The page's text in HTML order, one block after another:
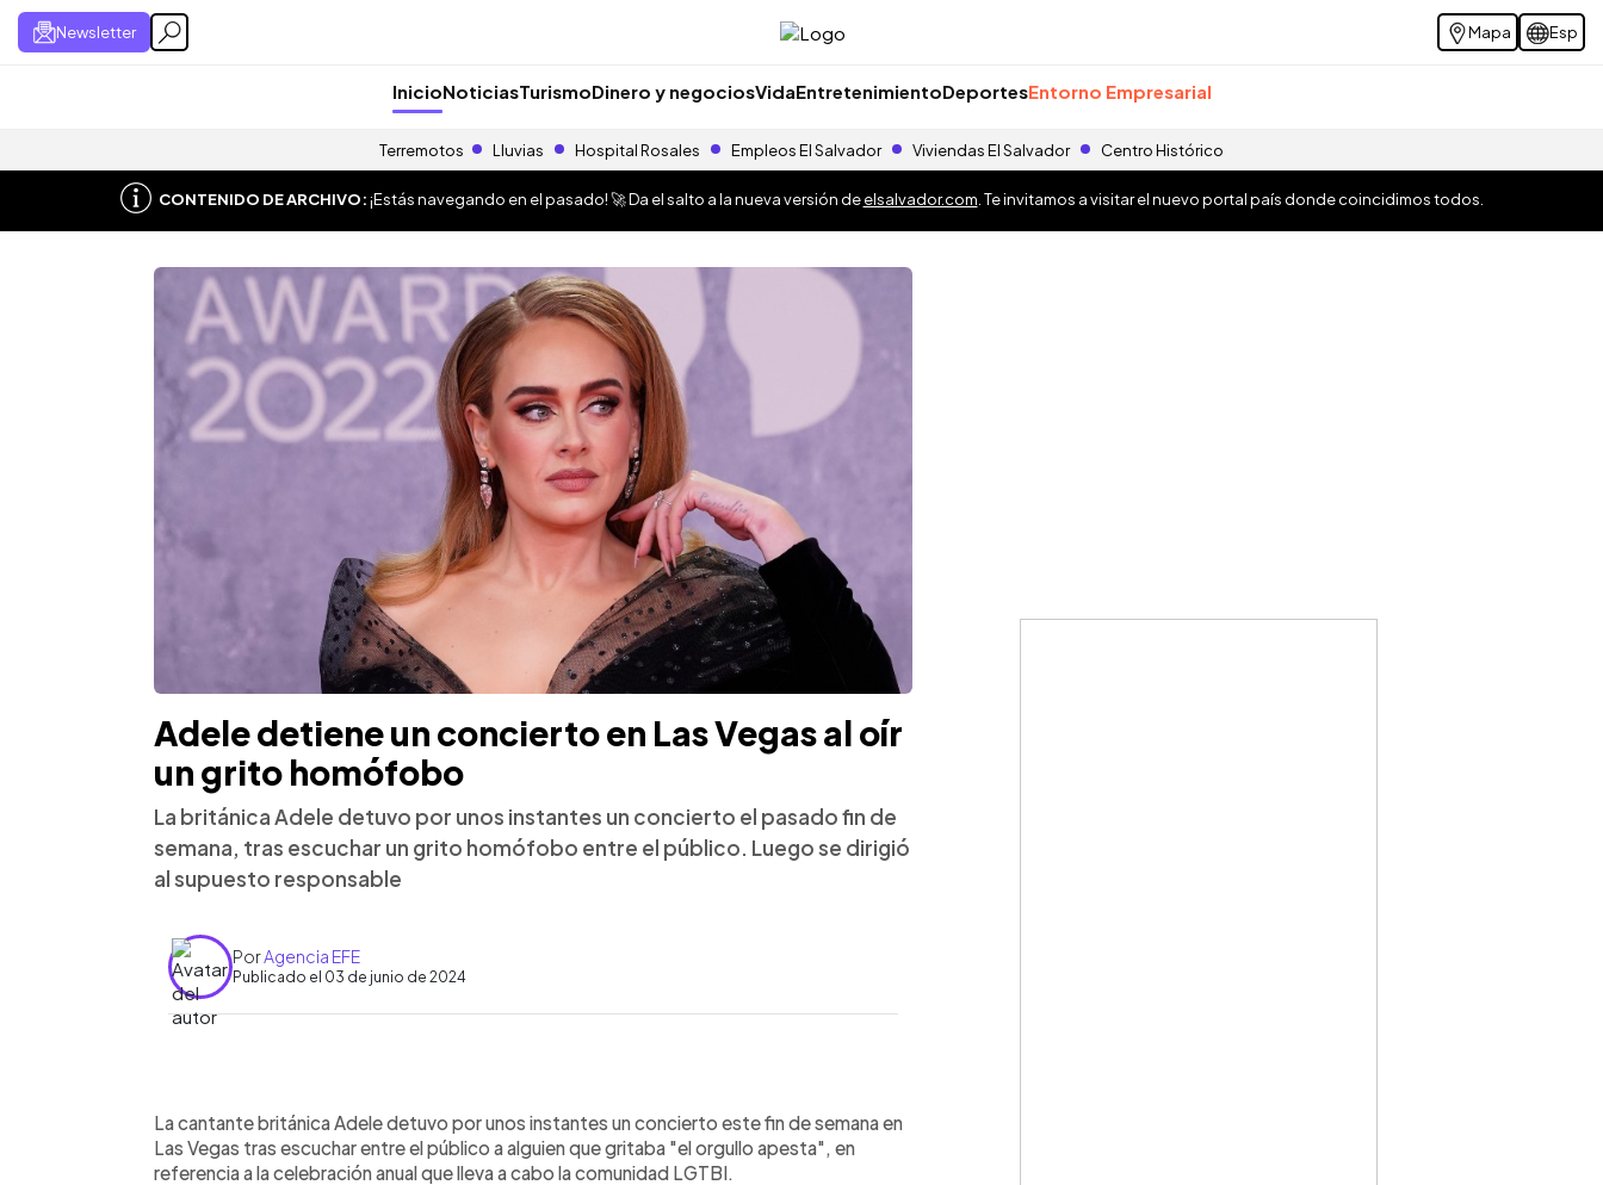
Newsletter Mapa Esp
InicioNoticiasTurismoDinero y negociosVidaEntretenimientoDeportesEntorno Empresarial
Terremotos Lluvias Hospital Rosales Empleos El Salvador Viviendas El Salvador Centro Histórico
CONTENIDO DE ARCHIVO:¡Estás navegando en el pasado! 🚀 Da el salto a la nueva versión deelsalvador.com . Te invitamos a visitar el nuevo portal país donde coincidimos todos.
Adele detiene un concierto en Las Vegas al oír
un grito homófobo
La británica Adele detuvo por unos instantes un concierto el pasado fin de
semana, tras escuchar un grito homófobo entre el público. Luego se dirigió
al supuesto responsable
PorAgencia EFE
Publicado el 03 de junio de 2024
► Escuchar artículo
La cantante británica Adele detuvo por unos instantes un concierto este fin de semana en
Las Vegas tras escuchar entre el público a alguien que gritaba "el orgullo apesta", en
referencia a la celebración anual que lleva a cabo la comunidad LGTBI.